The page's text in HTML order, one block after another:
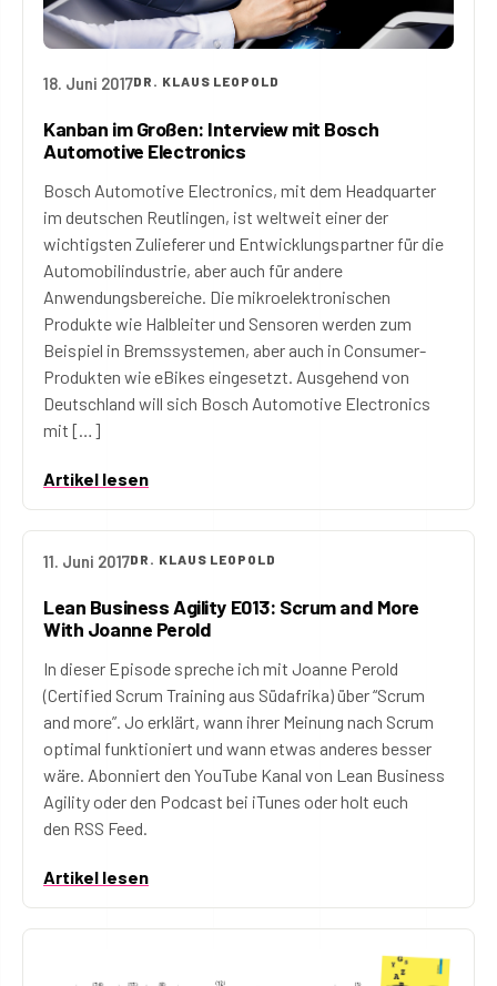
18. Juni 2017DR. KLAUS LEOPOLD
Kanban im Großen: Interview mit Bosch
Automotive Electronics
Bosch Automotive Electronics, mit dem Headquarter
im deutschen Reutlingen, ist weltweit einer der
wichtigsten Zulieferer und Entwicklungspartner für die
Automobilindustrie, aber auch für andere
Anwendungsbereiche. Die mikroelektronischen
Produkte wie Halbleiter und Sensoren werden zum
Beispiel in Bremssystemen, aber auch in Consumer-
Produkten wie eBikes eingesetzt. Ausgehend von
Deutschland will sich Bosch Automotive Electronics
mit […]
Artikel lesen
11. Juni 2017DR. KLAUS LEOPOLD
Lean Business Agility E013: Scrum and More
With Joanne Perold
In dieser Episode spreche ich mit Joanne Perold
(Certified Scrum Training aus Südafrika) über “Scrum
and more”. Jo erklärt, wann ihrer Meinung nach Scrum
optimal funktioniert und wann etwas anderes besser
wäre. Abonniert den YouTube Kanal von Lean Business
Agility oder den Podcast bei iTunes oder holt euch
den RSS Feed.
Artikel lesen